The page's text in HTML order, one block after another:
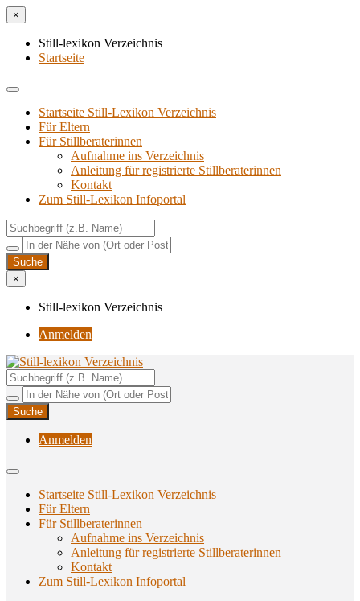
×
Still-lexikon Verzeichnis
Startseite
Startseite Still-Lexikon Verzeichnis
Für Eltern
Für Stillberaterinnen
Aufnahme ins Verzeichnis
Anlei­tung für regis­trier­te Stillberaterinnen
Kon­takt
Zum Still-Lexikon Infoportal
×
Still-lexikon Verzeichnis
Anmelden
Still-lexikon Verzeichnis
Unterstützungsangebote rund ums Stillen
Anmelden
Startseite Still-Lexikon Verzeichnis
Für Eltern
Für Stillberaterinnen
Aufnahme ins Verzeichnis
Anlei­tung für regis­trier­te Stillberaterinnen
Kon­takt
Zum Still-Lexikon Infoportal